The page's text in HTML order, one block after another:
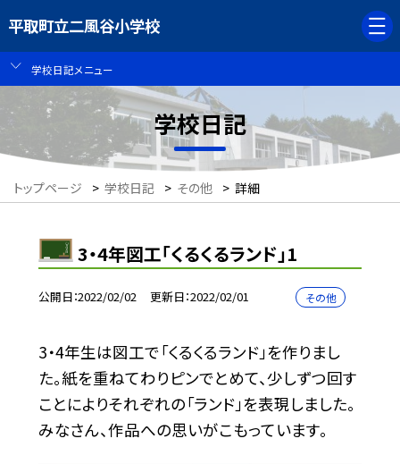
平取町立二風谷小学校
学校日記メニュー
学校日記
トップページ > 学校日記 > その他 > 詳細
3・4年図工「くるくるランド」1
公開日 2022/02/02 更新日 2022/02/01 その他
3・4年生は図工で「くるくるランド」を作りまし
た。紙を重ねてわりピンでとめて、少しずつ回す
ことによりそれぞれの「ランド」を表現しました。
みなさん、作品への思いがこもっています。